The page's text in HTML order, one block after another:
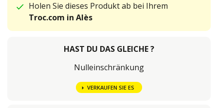
Holen Sie dieses Produkt ab bei Ihrem
Troc.com in Alès
HAST DU DAS GLEICHE ?
Nulleinschränkung
VERKAUFEN SIE ES